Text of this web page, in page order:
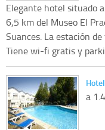
Elegante hotel situado
6,5 km del Museo El
Suances. La estación
Tiene wi-fi gratis y
a